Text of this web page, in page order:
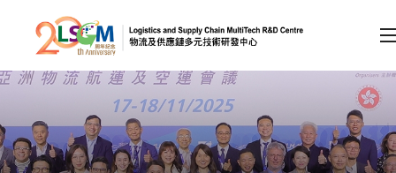
跳到內容（按回車鍵）
會員登入
A A EN 繁 简